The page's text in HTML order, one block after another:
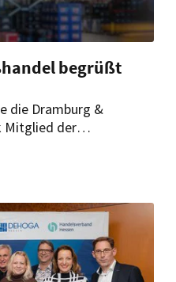
begrüßt
die Dramburg &
Mitglied der
Der regional